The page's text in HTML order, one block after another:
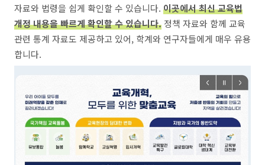
자료와 법령을 쉽게 확인할 수 있습니다. 이곳에서 최신 교육법
개정 내용을 빠르게 확인할 수 있습니다. 정책 자료와 함께 교육
관련 통계 자료도 제공하고 있어, 학계와 연구자들에게 매우 유용
합니다.